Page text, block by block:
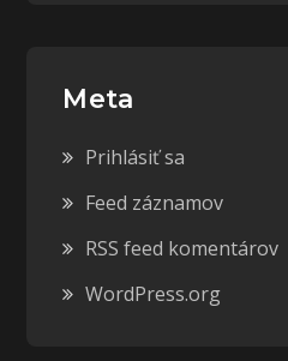
Meta
Prihlásiť sa
Feed záznamov
RSS feed komentárov
WordPress.org